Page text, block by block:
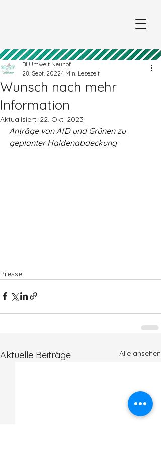
Wunsch nach mehr
Information
BI Umwelt Neuhof
28. Sept. 2022 1 Min. Lesezeit
Aktualisiert: 22. Okt. 2023
Anträge von AfD und Grünen zu
geplanter Haldenabdeckung
Presse
Aktuelle Beiträge Alle ansehen